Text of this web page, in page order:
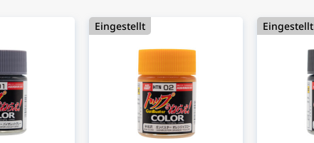
Eingestellt Eingestellt